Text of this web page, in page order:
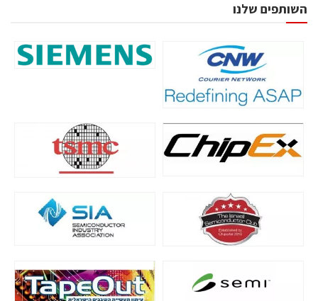
השותפים שלנו